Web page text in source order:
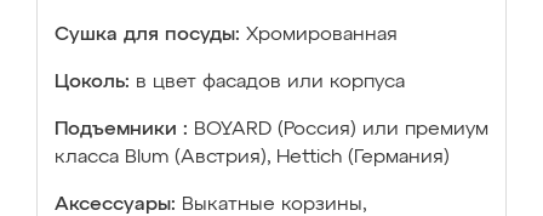
Сушка для посуды: Хромированная
Цоколь: в цвет фасадов или корпуса
Подъемники : BOYARD (Россия) или премиум
класса Blum (Австрия), Hettich (Германия)
Аксессуары: Выкатные корзины,